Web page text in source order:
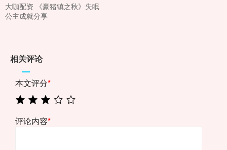
大咖配资 《豪猪镇之秋》失眠
公主成就分享
相关评论
本文评分*
评论内容*